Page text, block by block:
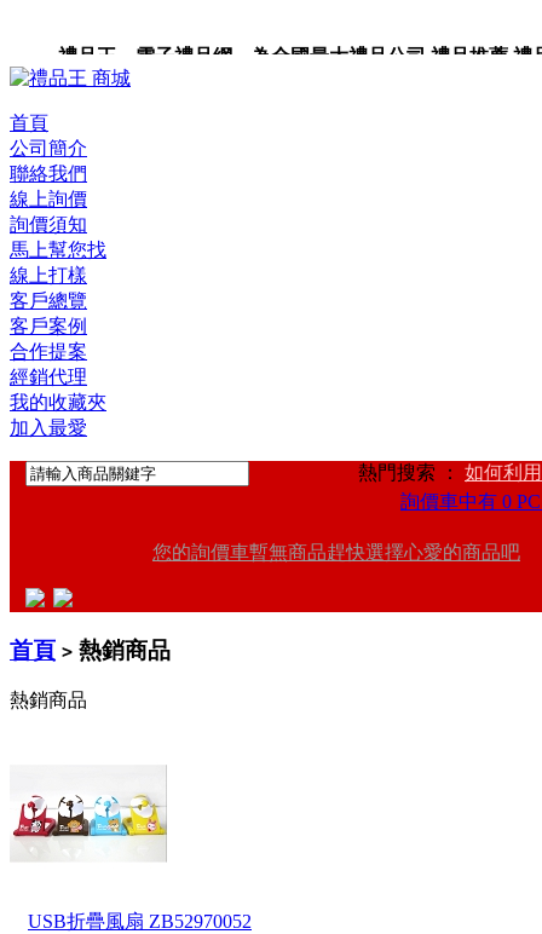
禮品王 電子禮品網 為全國最大禮品公司,禮品推薦,禮
卡,企業禮品,禮品小物,高級禮品,禮品網站。
首頁
公司簡介
聯絡我們
線上詢價
詢價須知
馬上幫您找
線上打樣
客戶總覽
客戶案例
合作提案
經銷代理
我的收藏夾
加入最愛
熱門搜索 ： 如何利
詢價車中有 0
您的詢價車暫無商品趕快選擇心愛的商品吧
首頁 > 熱銷商品
熱銷商品
USB折疊風扇 ZB52970052